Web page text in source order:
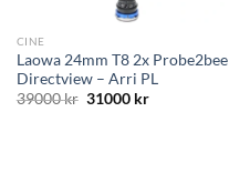
CINE
Laowa 24mm T8 2x Probe2bee
Directview – Arri PL
39000kr Det
31000 krDet